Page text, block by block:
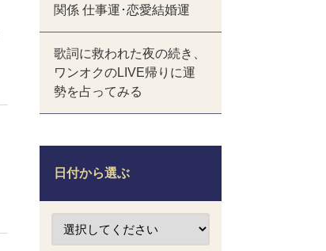
関係 仕事運･恋愛結婚運
歌詞に救われた夜の続き、
ワンオクのLIVE帰りに運
勢を占ってみる
日付から選ぶ